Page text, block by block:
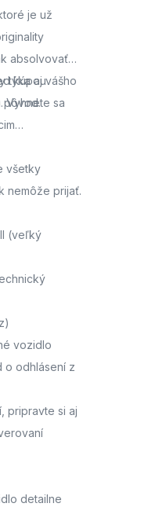
je už
absolvovať
kúpou
pôvod.
týka aj vášho
Vyhnete sa
všetky
nemôže prijať.
(veľký
vozidlo
o odhlásení z
pripravte si aj
detailne